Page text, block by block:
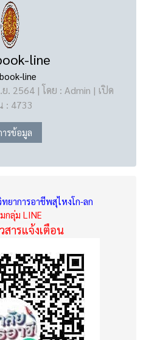
line
line
. 2564 | โดย : Admin | เปิด
: 4733
ารข้อมูล
ยาการอาชีพสุไหงโก-ลก
กลุ่ม LINE
สารแจ้งเตือน